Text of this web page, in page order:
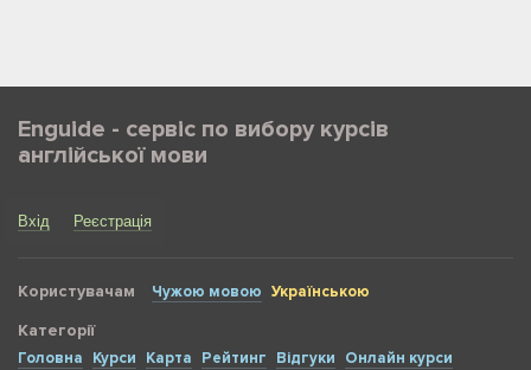
Enguide - сервіс по вибору курсів
англійської мови
Вхід Реєстрація
Користувачам Чужою мовою Українською
Категорії
Головна Курси Карта Рейтинг Відгуки
Онлайн курси